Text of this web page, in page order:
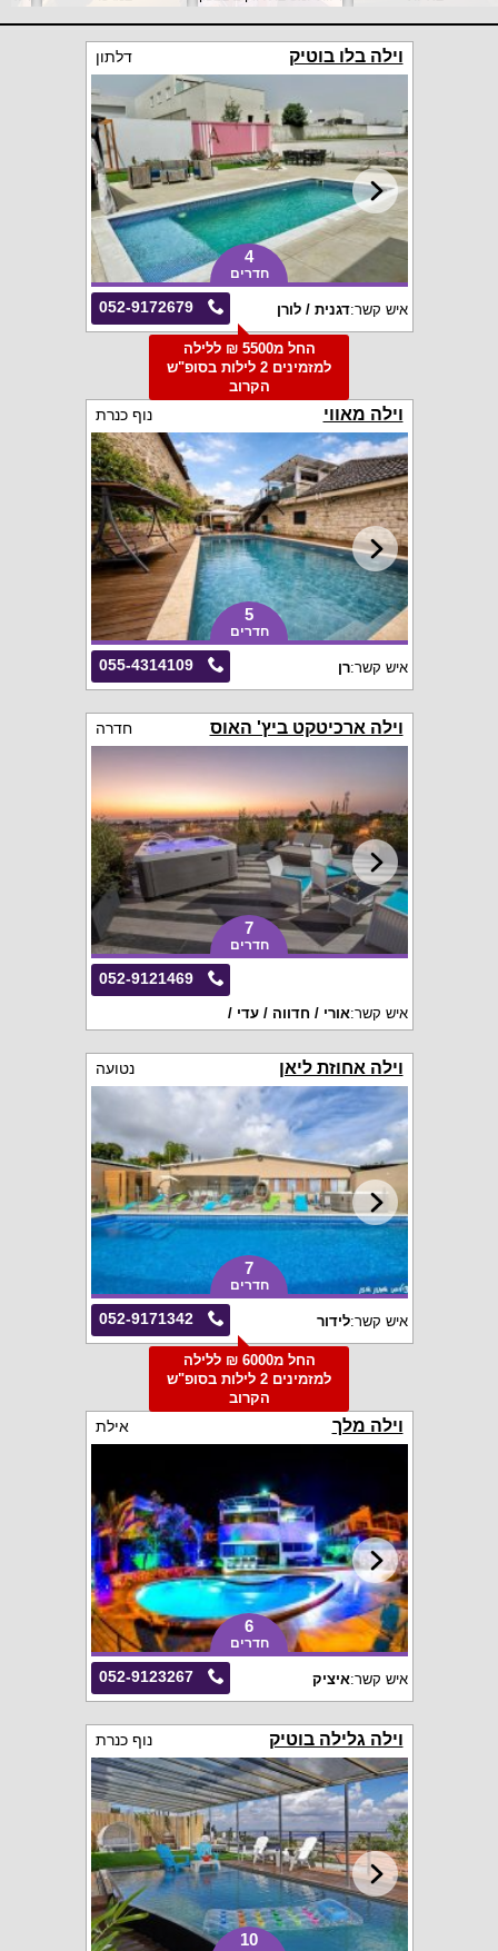
וילה בלו בוטיק דלתון
4
חדרים
052-9172679 איש קשר:דגנית / לורן
החל מ5500 ₪ ללילה
למזמינים 2 לילות בסופ"ש
הקרוב
וילה מאווי נוף כנרת
5
חדרים
055-4314109 איש קשר:רן
וילה ארכיטקט ביץ' האוס חדרה
7
חדרים
052-9121469
איש קשר:אורי / חדווה / עדי /
וילה אחוזת ליאן נטועה
7
חדרים
052-9171342 איש קשר:לידור
החל מ6000 ₪ ללילה
למזמינים 2 לילות בסופ"ש
הקרוב
וילה מלך אילת
6
חדרים
052-9123267 איש קשר:איציק
וילה גלילה בוטיק נוף כנרת
10